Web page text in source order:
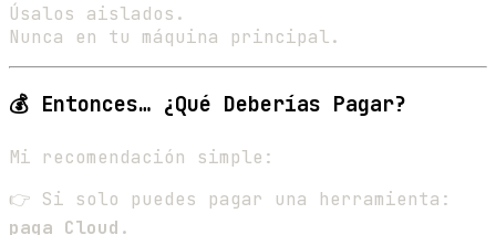
Úsalos aislados.
Nunca en tu máquina principal.
💰 Entonces… ¿Qué Deberías Pagar?
Mi recomendación simple:
👉 Si solo puedes pagar una herramienta:
paga Cloud .